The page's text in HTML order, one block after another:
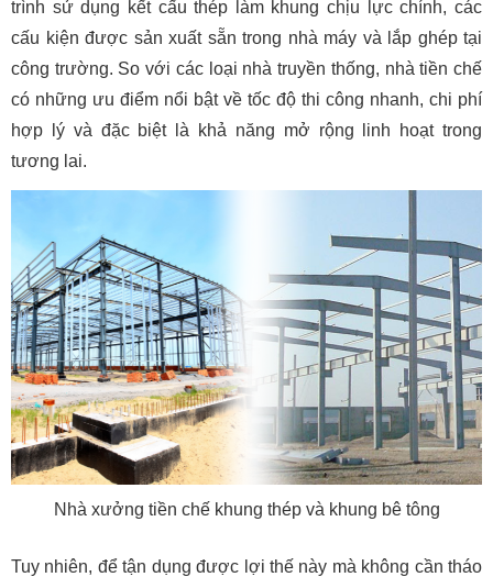
trình sử dụng kết cấu thép làm khung chịu lực chính, các
cấu kiện được sản xuất sẵn trong nhà máy và lắp ghép tại
công trường. So với các loại nhà truyền thống, nhà tiền chế
có những ưu điểm nổi bật về tốc độ thi công nhanh, chi phí
hợp lý và đặc biệt là khả năng mở rộng linh hoạt trong
tương lai.
Nhà xưởng tiền chế khung thép và khung bê tông
Tuy nhiên, để tận dụng được lợi thế này mà không cần tháo